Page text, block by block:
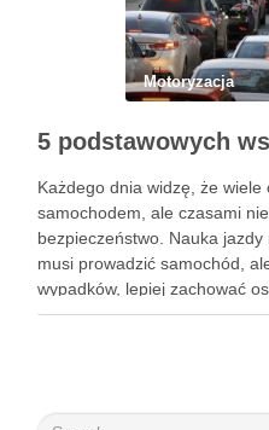
Motoryzacja
Każdego dnia widzę, że wiele
samochodem, ale czasami
bezpieczeństwo. Nauka jazdy
musi prowadzić samochód,
wypadków, lepiej zachować
wskazówki, które sprawią, że